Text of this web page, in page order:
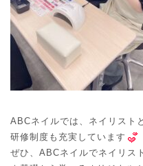
ABCネイルでは、ネイリスト
研修制度も充実しています
ぜひ、ABCネイルでネイリス